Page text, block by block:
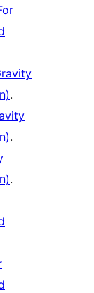
.
.
.